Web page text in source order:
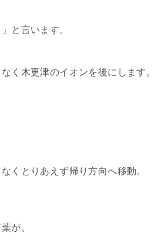
と言います。
く木更津のイオンを後にします。
くとりあえず帰り方向へ移動。
が。